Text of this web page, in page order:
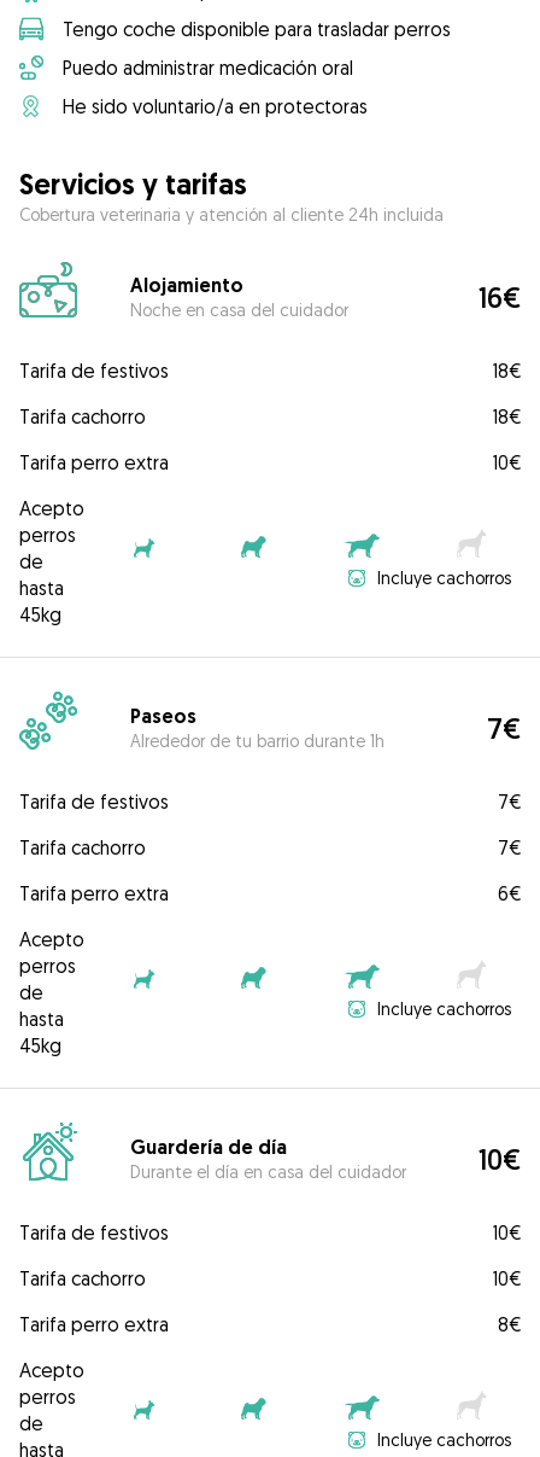
Tengo coche disponible para trasladar perros
Puedo administrar medicación oral
He sido voluntario/a en protectoras
Servicios y tarifas
Cobertura veterinaria y atención al cliente 24h incluida
Alojamiento
Noche en casa del cuidador 16€
Tarifa de festivos
18€
Tarifa cachorro
18€
Tarifa perro extra
10€
Acepto
perros
de
hasta
45kg
Incluye cachorros
Paseos
Alrededor de tu barrio durante 1h 7€
Tarifa de festivos
7€
Tarifa cachorro
7€
Tarifa perro extra
6€
Acepto
perros
de
hasta
45kg
Incluye cachorros
Guardería de día
Durante el día en casa del cuidador 10€
Tarifa de festivos
10€
Tarifa cachorro
10€
Tarifa perro extra
8€
Acepto
perros
de
hasta
Incluye cachorros